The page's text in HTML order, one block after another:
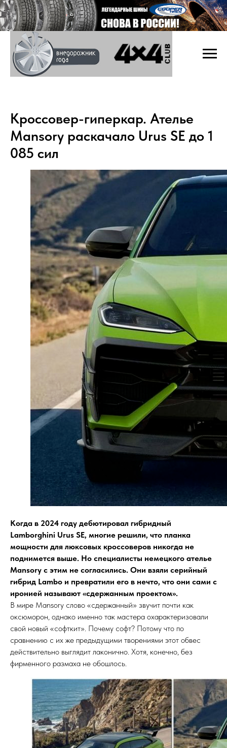
Кроссовер-гиперкар. Ателье
Mansory раскачало Urus SE до 1
085 сил
Когда в 2024 году дебютировал гибридный
Lamborghini Urus SE, многие решили, что планка
мощности для люксовых кроссоверов никогда не
поднимется выше. Но специалисты немецкого ателье
Mansory с этим не согласились. Они взяли серийный
гибрид Lambo и превратили его в нечто, что они сами с
иронией называют «сдержанным проектом».
В мире Mansory слово «сдержанный» звучит почти как
оксюморон, однако именно так мастера охарактеризовали
свой новый «софткит». Почему софт? Потому что по
сравнению с их же предыдущими творениями этот обвес
действительно выглядит лаконично. Хотя, конечно, без
фирменного размаха не обошлось.